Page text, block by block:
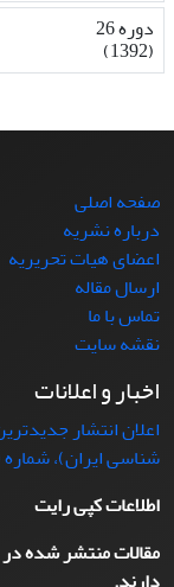
دوره 26
(1392)
صفحه اصلی
درباره نشریه
اعضای هیات تحریریه
ارسال مقاله
تماس با ما
نقشه سایت
اخبار و اعلانات
اعلان انتشار
شناسی ایران)، شماره
اطلاعات کپی رایت
مقالات منتشر شده